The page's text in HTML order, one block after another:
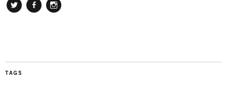
TAGS